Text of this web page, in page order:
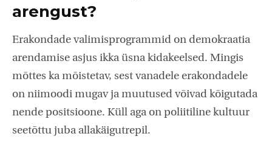
arengust?
Erakondade valimisprogrammid on demokraatia
arendamise asjus ikka üsna kidakeelsed. Mingis
mõttes ka mõistetav, sest vanadele erakondadele
on niimoodi mugav ja muutused võivad kõigutada
nende positsioone. Küll aga on poliitiline kultuur
seetõttu juba allakäigutrepil.